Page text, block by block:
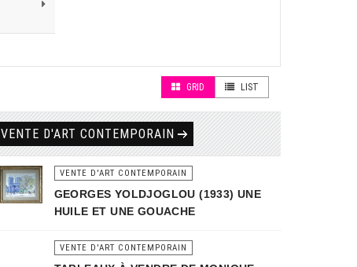
GRID LIST
VENTE D'ART CONTEMPORAIN
VENTE D'ART CONTEMPORAIN
GEORGES YOLDJOGLOU (1933) UNE
HUILE ET UNE GOUACHE
VENTE D'ART CONTEMPORAIN